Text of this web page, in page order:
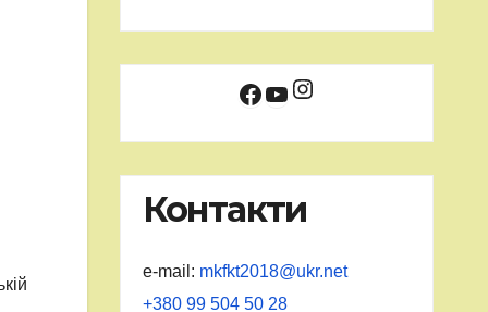
Facebook
YouTube
Instagram
Контакти
e-mail: mkfkt2018@ukr.net
+380 99 504 50 28